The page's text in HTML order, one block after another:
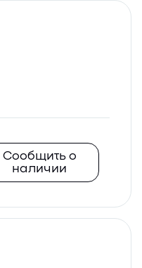
Сообщить о
наличии